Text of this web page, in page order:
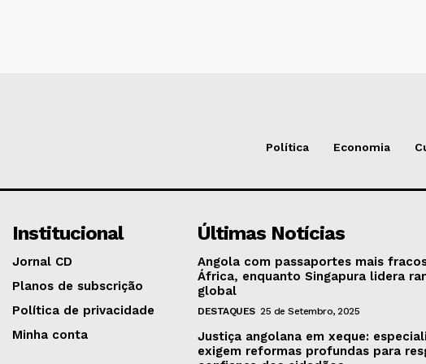
Política Economia
Institucional
Jornal CD
Planos de subscrição
Política de privacidade
Minha conta
Últimas Notícias
Angola com passaportes mais
África, enquanto Singapura lidera
global
DESTAQUES 25 de Setembro, 2025
Justiça angolana em xeque:
exigem reformas profundas para